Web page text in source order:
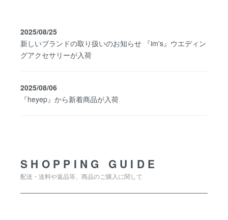
2025/08/25
新しいブランドの取り扱いのお知らせ 『im's』ウエディン
グアクセサリーが入荷
2025/08/06
『heyep』から新着商品が入荷
SHOPPING GUIDE
配送・送料や返品等、商品のご購入に関して